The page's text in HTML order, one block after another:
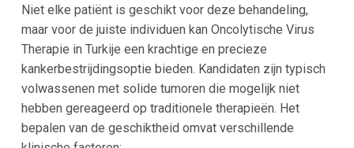
Niet elke patiënt is geschikt voor deze behandeling,
maar voor de juiste individuen kan Oncolytische Virus
Therapie in Turkije een krachtige en precieze
kankerbestrijdingsoptie bieden. Kandidaten zijn typisch
volwassenen met solide tumoren die mogelijk niet
hebben gereageerd op traditionele therapieën. Het
bepalen van de geschiktheid omvat verschillende